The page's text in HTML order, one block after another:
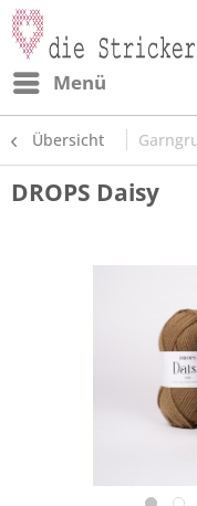
Menü
Übersicht
DROPS Daisy